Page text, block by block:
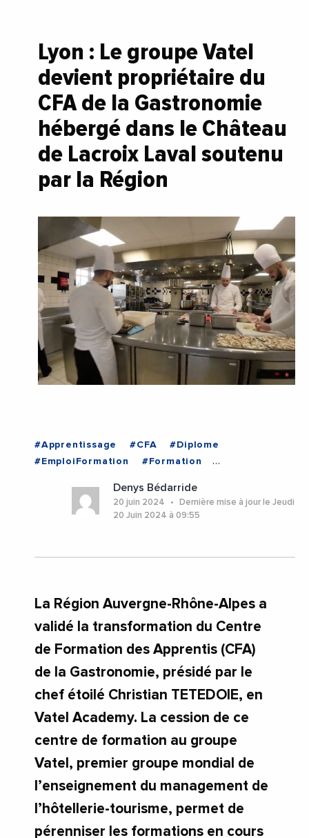
Lyon : Le groupe Vatel
devient propriétaire du
CFA de la Gastronomie
hébergé dans le Château
de Lacroix Laval soutenu
par la Région
#Apprentissage #CFA
#Diplome
#EmploiFormation
#Formation
#Insertion
#LaurentWauquiez
#RegionAuvergneRhoneAlpes
Denys Bédarride
20 juin 2024
Dernière mise à jour le Jeudi
20 Juin 2024 à 09:55
La Région Auvergne-Rhône-Alpes a
validé la transformation du Centre
de Formation des Apprentis (CFA)
de la Gastronomie, présidé par le
chef étoilé Christian TETEDOIE, en
Vatel Academy. La cession de ce
centre de formation au groupe
Vatel, premier groupe mondial de
l’enseignement du management de
l’hôtellerie-tourisme, permet de
pérenniser les formations en cours